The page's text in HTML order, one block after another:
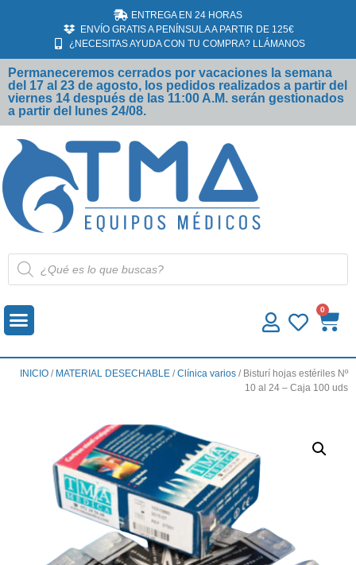
ENTREGA EN 24 HORAS
ENVÍO GRATIS A PENÍNSULA A PARTIR DE 125€
¿NECESITAS AYUDA CON TU COMPRA? LLÁMANOS
Permaneceremos cerrados por vacaciones la semana
del 17 al 23 de agosto, los pedidos realizados a partir del
viernes 14 después de las 11:00 A.M. serán gestionados
a partir del lunes 24/08.
0
INICIO / MATERIAL DESECHABLE /Clínica varios / Bisturí hojas estériles Nº
10 al 24 – Caja 100 uds